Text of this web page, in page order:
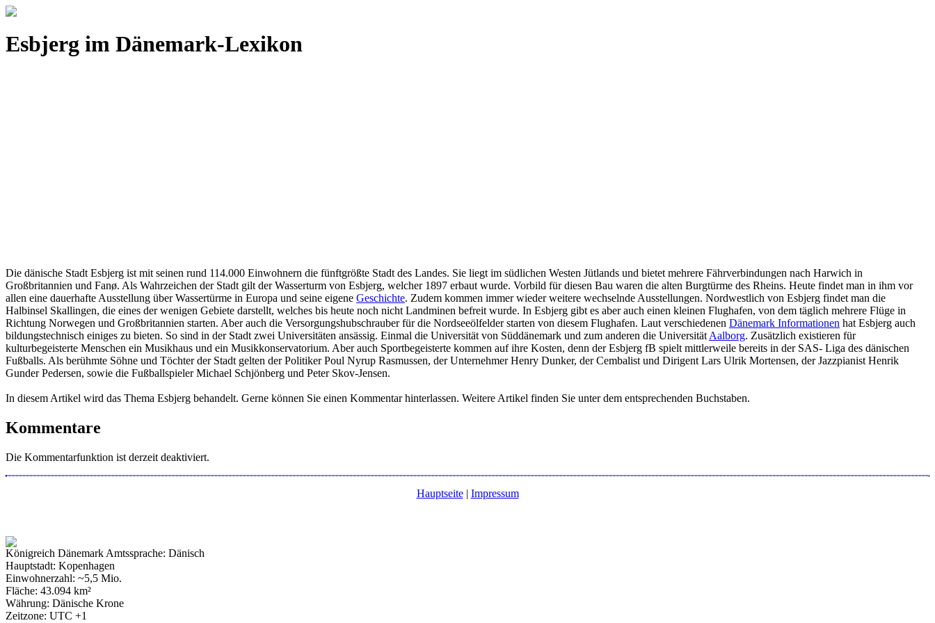
Esbjerg im Dänemark-Lexikon
Die dänische Stadt Esbjerg ist mit seinen rund 114.000 Einwohnern die fünftgrößte Stadt des Landes. Sie liegt im südlichen Westen Jütlands und bietet mehrere Fährverbindungen nach Harwich in
Großbritannien und Fanø. Als Wahrzeichen der Stadt gilt der Wasserturm von Esbjerg, welcher 1897 erbaut wurde. Vorbild für diesen Bau waren die alten Burgtürme des Rheins. Heute findet man in ihm vor
allen eine dauerhafte Ausstellung über Wassertürme in Europa und seine eigene Geschichte. Zudem kommen immer wieder weitere wechselnde Ausstellungen. Nordwestlich von Esbjerg findet man die
Halbinsel Skallingen, die eines der wenigen Gebiete darstellt, welches bis heute noch nicht Landminen befreit wurde. In Esbjerg gibt es aber auch einen kleinen Flughafen, von dem täglich mehrere Flüge in
Richtung Norwegen und Großbritannien starten. Aber auch die Versorgungshubschrauber für die Nordseeölfelder starten von diesem Flughafen. Laut verschiedenen Dänemark Informationen hat Esbjerg auch
bildungstechnisch einiges zu bieten. So sind in der Stadt zwei Universitäten ansässig. Einmal die Universität von Süddänemark und zum anderen die Universität Aalborg. Zusätzlich existieren für
kulturbegeisterte Menschen ein Musikhaus und ein Musikkonservatorium. Aber auch Sportbegeisterte kommen auf ihre Kosten, denn der Esbjerg fB spielt mittlerweile bereits in der SAS- Liga des dänischen
Fußballs. Als berühmte Söhne und Töchter der Stadt gelten der Politiker Poul Nyrup Rasmussen, der Unternehmer Henry Dunker, der Cembalist und Dirigent Lars Ulrik Mortensen, der Jazzpianist Henrik
Gunder Pedersen, sowie die Fußballspieler Michael Schjönberg und Peter Skov-Jensen.
In diesem Artikel wird das Thema Esbjerg behandelt. Gerne können Sie einen Kommentar hinterlassen. Weitere Artikel finden Sie unter dem entsprechenden Buchstaben.
Kommentare
Die Kommentarfunktion ist derzeit deaktiviert.
Hauptseite| Impressum
Königreich Dänemark Amtssprache: Dänisch
Hauptstadt: Kopenhagen
Einwohnerzahl: ~5,5 Mio.
Fläche: 43.094 km²
Währung: Dänische Krone
Zeitzone: UTC +1